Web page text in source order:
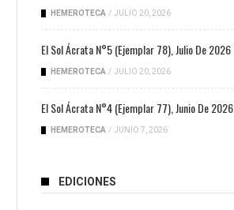
HEMEROTECA / JULIO 20, 2026
El Sol Ácrata N°5 (ejemplar 78), Julio De 2026
HEMEROTECA / JULIO 20, 2026
El Sol Ácrata N°4 (ejemplar 77), Junio De 2026
HEMEROTECA / JUNIO 7, 2026
EDICIONES